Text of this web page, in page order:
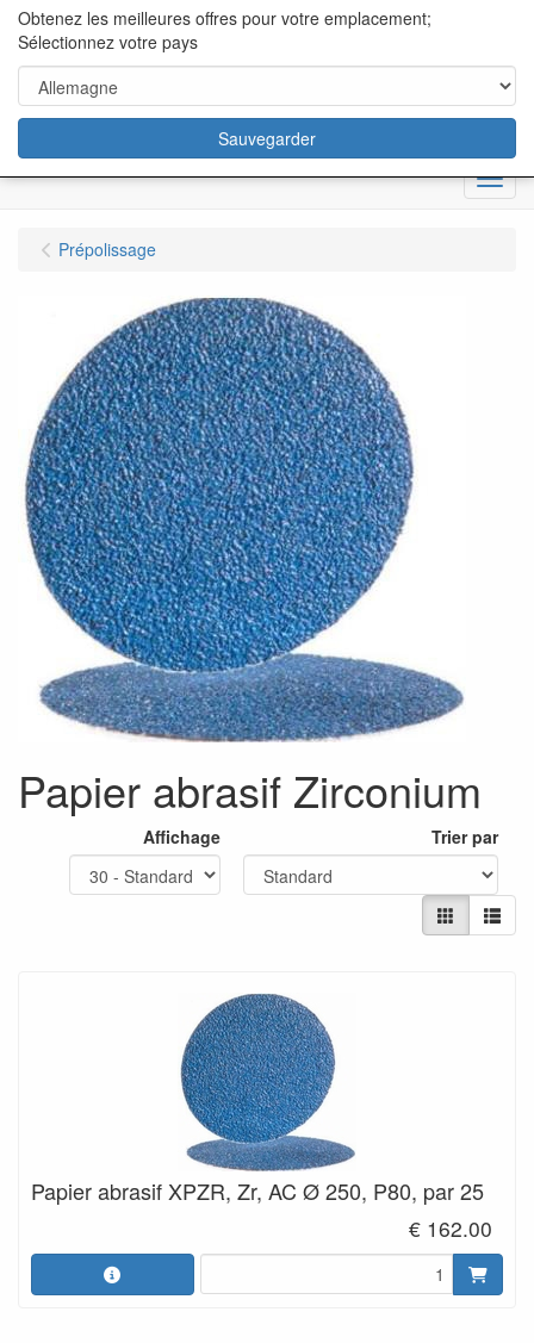
content="18/11/2025″/>
Menu
Prépolissage
Papier abrasif Zirconium
Affichage Trier par
Papier abrasif XPZR, Zr, AC Ø 250, P80, par 25
€ 162.00
Obtenez les meilleures offres pour votre emplacement;
Sélectionnez votre pays
Sauvegarder